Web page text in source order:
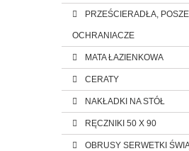
PRZEŚCIERADŁA,
OCHRANIACZE
MATA ŁAZIENKOWA
CERATY
NAKŁADKI NA STÓŁ
RĘCZNIKI 50 X 90
OBRUSY SERWETKI